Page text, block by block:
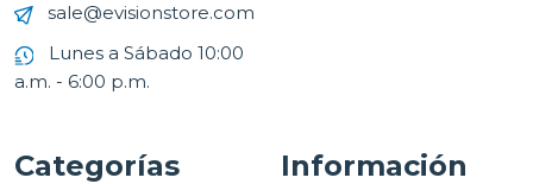
sale@evisionstore.com
Lunes a Sábado 10:00
a.m. - 6:00 p.m.
Categorías Información